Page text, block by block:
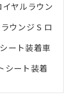
ヤルラウン
ウンジ S ロ
ート装着車
シート装着